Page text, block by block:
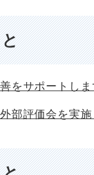
をサポートしま
部評価会を実施